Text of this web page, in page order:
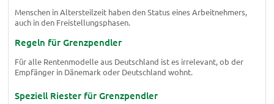
Menschen in Altersteilzeit haben den Status eines Arbeitnehmers,
auch in den Freistellungsphasen.
Regeln für Grenzpendler
Für alle Rentenmodelle aus Deutschland ist es irrelevant, ob der
Empfänger in Dänemark oder Deutschland wohnt.
Speziell Riester für Grenzpendler